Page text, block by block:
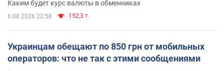
Каким будет курс валюты в обменниках
6.08.2026 22:58 152,3 т.
Украинцам обещают по 850 грн от мобильных
операторов: что не так с этими сообщениями